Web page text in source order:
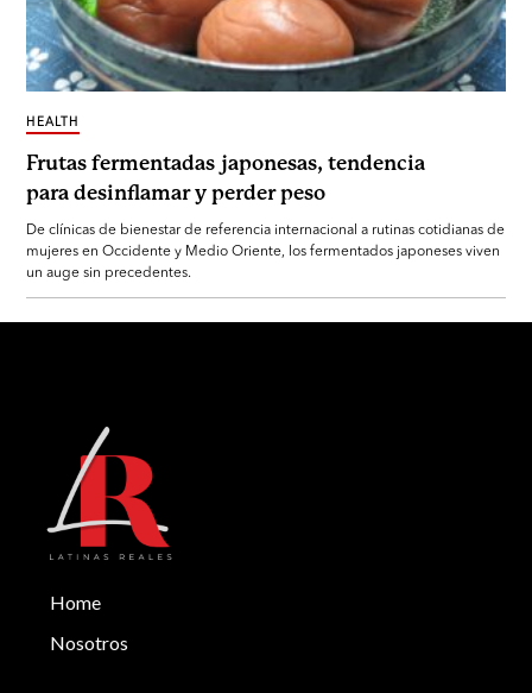
Frutas fermentadas japonesas, tendencia
para desinflamar y perder peso
HEALTH
De clínicas de bienestar de referencia internacional a rutinas cotidianas de
mujeres en Occidente y Medio Oriente, los fermentados japoneses viven
un auge sin precedentes.
Home
Nosotros